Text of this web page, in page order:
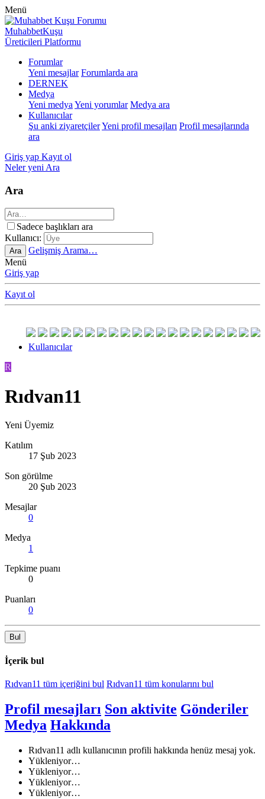
Menü
MuhabbetKuşu
Üreticileri Platformu
Forumlar
Yeni mesajlar Forumlarda ara
DERNEK
Medya
Yeni medya Yeni yorumlar Medya ara
Kullanıcılar
Şu anki ziyaretçilerYeni profil mesajları Profil mesajlarında
ara
Giriş yap Kayıt ol
Neler yeni Ara
Ara
Sadece başlıkları ara
Kullanıcı:
Ara
Gelişmiş Arama…
Menü
Giriş yap
Kayıt ol
Kullanıcılar
R
Rıdvan11
Yeni Üyemiz
Katılım
17 Şub 2023
Son görülme
20 Şub 2023
Mesajlar
0
Medya
1
Tepkime puanı
0
Puanları
0
Bul
İçerik bul
Rıdvan11 tüm içeriğini bul Rıdvan11 tüm konularını bul
Profil mesajları Son aktivite Gönderiler
Medya Hakkında
Rıdvan11 adlı kullanıcının profili hakkında henüz mesaj yok.
Yükleniyor…
Yükleniyor…
Yükleniyor…
Yükleniyor…